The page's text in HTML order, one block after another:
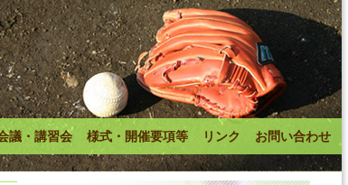
議・講習会 様式・開催要項等 リンク お問い合わせ